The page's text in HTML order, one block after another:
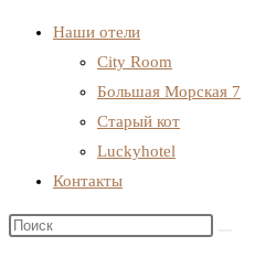
Наши отели
City Room
Большая Морская 7
Старый кот
Luckyhotel
Контакты